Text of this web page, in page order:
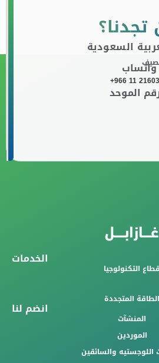
تجدنا؟
السعودية
واتساب
+966 11
الموحد
الخدمات
قطاع التكنولوجيا
الطاقة المتجددة
انضم لنا
المنشآت
الموردين
اللوجستيه والسائقين